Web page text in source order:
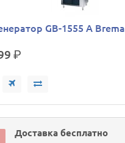
GВ-1555 А Brema
р.
Доставка бесплатно